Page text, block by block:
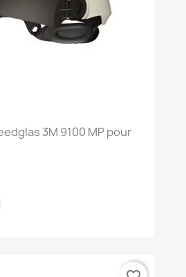
3M 9100 MP pour